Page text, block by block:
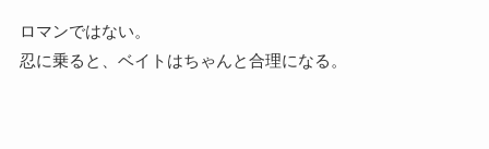
ロマンではない。
忍に乗ると、ベイトはちゃんと合理になる。